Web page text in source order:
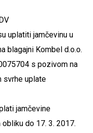
uplatiti jamčevinu u
blagajni Kombel d.o.o.
s pozivom na
svrhe uplate
jamčevine
do 17. 3. 2017.